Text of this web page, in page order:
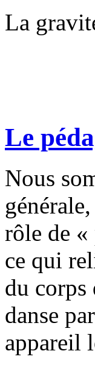
La
Le
Nous
rôle de «
ce qui
du corps
danse
appareil